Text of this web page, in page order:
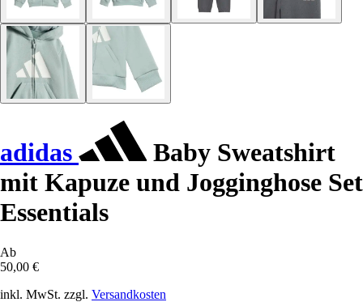
adidas
Baby Sweatshirt
mit Kapuze und Jogginghose Set
Essentials
Ab
50,00 €
inkl. MwSt. zzgl. Versandkosten